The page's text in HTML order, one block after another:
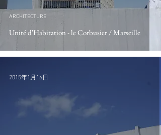
Unité d'Habitation - le Corbusier / Marseille
ARCHITECTURE
2015年1月16日